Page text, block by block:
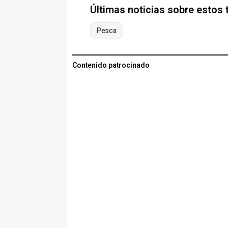
Últimas noticias sobre estos
Pesca
Contenido patrocinado